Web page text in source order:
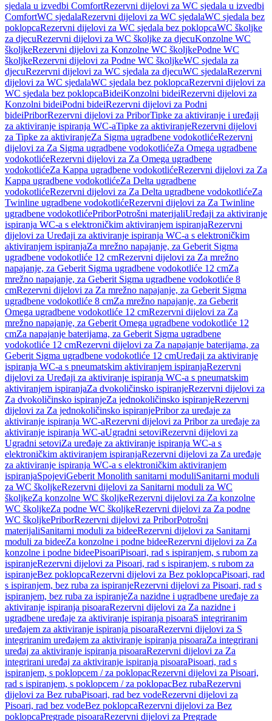
sjedala u izvedbi ComfortRezervni dijelovi za WC sjedala u izvedbi
ComfortWC sjedalaRezervni dijelovi za WC sjedalaWC sjedala bez
poklopcaRezervni dijelovi za WC sjedala bez poklopcaWC školjke
za djecuRezervni dijelovi za WC školjke za djecuKonzolne WC
školjkeRezervni dijelovi za Konzolne WC školjkePodne WC
školjkeRezervni dijelovi za Podne WC školjkeWC sjedala za
djecuRezervni dijelovi za WC sjedala za djecuWC sjedalaRezervni
dijelovi za WC sjedalaWC sjedala bez poklopcaRezervni dijelovi za
WC sjedala bez poklopcaBideiKonzolni bideiRezervni dijelovi za
Konzolni bideiPodni bideiRezervni dijelovi za Podni
bideiPriborRezervni dijelovi za PriborTipke za aktiviranje i uređaji
za aktiviranje ispiranja WC-aTipke za aktiviranjeRezervni dijelovi
za Tipke za aktiviranjeZa Sigma ugradbene vodokotlićeRezervni
dijelovi za Za Sigma ugradbene vodokotlićeZa Omega ugradbene
vodokotlićeRezervni dijelovi za Za Omega ugradbene
vodokotlićeZa Kappa ugradbene vodokotlićeRezervni dijelovi za Za
Kappa ugradbene vodokotlićeZa Delta ugradbene
vodokotlićeRezervni dijelovi za Za Delta ugradbene vodokotlićeZa
Twinline ugradbene vodokotlićeRezervni dijelovi za Za Twinline
ugradbene vodokotlićePriborPotrošni materijaliUređaji za aktiviranje
ispiranja WC-a s elektroničkim aktiviranjem ispiranjaRezervni
dijelovi za Uređaji za aktiviranje ispiranja WC-a s elektroničkim
aktiviranjem ispiranjaZa mrežno napajanje, za Geberit Sigma
ugradbene vodokotliće 12 cmRezervni dijelovi za Za mrežno
napajanje, za Geberit Sigma ugradbene vodokotliće 12 cmZa
mrežno napajanje, za Geberit Sigma ugradbene vodokotliće 8
cmRezervni dijelovi za Za mrežno napajanje, za Geberit Sigma
ugradbene vodokotliće 8 cmZa mrežno napajanje, za Geberit
Omega ugradbene vodokotliće 12 cmRezervni dijelovi za Za
mrežno napajanje, za Geberit Omega ugradbene vodokotliće 12
cmZa napajanje baterijama, za Geberit Sigma ugradbene
vodokotliće 12 cmRezervni dijelovi za Za napajanje baterijama, za
Geberit Sigma ugradbene vodokotliće 12 cmUređaji za aktiviranje
ispiranja WC-a s pneumatskim aktiviranjem ispiranjaRezervni
dijelovi za Uređaji za aktiviranje ispiranja WC-a s pneumatskim
aktiviranjem ispiranjaZa dvokoličinsko ispiranjeRezervni dijelovi za
Za dvokoličinsko ispiranjeZa jednokoličinsko ispiranjeRezervni
dijelovi za Za jednokoličinsko ispiranjePribor za uređaje za
aktiviranje ispiranja WC-aRezervni dijelovi za Pribor za uređaje za
aktiviranje ispiranja WC-aUgradni setoviRezervni dijelovi za
Ugradni setoviZa uređaje za aktiviranje ispiranja WC-a s
elektroničkim aktiviranjem ispiranjaRezervni dijelovi za Za uređaje
za aktiviranje ispiranja WC-a s elektroničkim aktiviranjem
ispiranjaSpojeviGeberit Monolith sanitarni moduliSanitarni moduli
za WC školjkeRezervni dijelovi za Sanitarni moduli za WC
školjkeZa konzolne WC školjkeRezervni dijelovi za Za konzolne
WC školjkeZa podne WC školjkeRezervni dijelovi za Za podne
WC školjkePriborRezervni dijelovi za PriborPotrošni
materijaliSanitarni moduli za bideeRezervni dijelovi za Sanitarni
moduli za bideeZa konzolne i podne bideeRezervni dijelovi za Za
konzolne i podne bideePisoariPisoari, rad s ispiranjem, s rubom za
ispiranjeRezervni dijelovi za Pisoari, rad s ispiranjem, s rubom za
ispiranjeBez poklopcaRezervni dijelovi za Bez poklopcaPisoari, rad
s ispiranjem, bez ruba za ispiranjeRezervni dijelovi za Pisoari, rad s
ispiranjem, bez ruba za ispiranjeZa nazidne i ugradbene uređaje za
aktiviranje ispiranja pisoaraRezervni dijelovi za Za nazidne i
ugradbene uređaje za aktiviranje ispiranja pisoaraS integriranim
uređajem za aktiviranje ispiranja pisoaraRezervni dijelovi za S
integriranim uređajem za aktiviranje ispiranja pisoaraZa integrirani
uređaj za aktiviranje ispiranja pisoaraRezervni dijelovi za Za
integrirani uređaj za aktiviranje ispiranja pisoaraPisoari, rad s
ispiranjem, s poklopcem / za poklopacRezervni dijelovi za Pisoari,
rad s ispiranjem, s poklopcem / za poklopacBez rubaRezervni
dijelovi za Bez rubaPisoari, rad bez vodeRezervni dijelovi za
Pisoari, rad bez vodeBez poklopcaRezervni dijelovi za Bez
poklopcaPregrade pisoaraRezervni dijelovi za Pregrade